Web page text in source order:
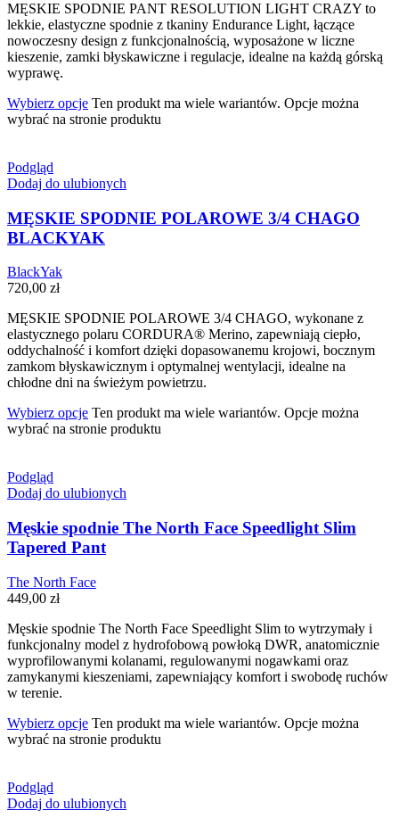
MĘSKIE SPODNIE PANT RESOLUTION LIGHT CRAZY to
lekkie, elastyczne spodnie z tkaniny Endurance Light, łączące
nowoczesny design z funkcjonalnością, wyposażone w liczne
kieszenie, zamki błyskawiczne i regulacje, idealne na każdą górską
wyprawę.
Wybierz opcje Ten produkt ma wiele wariantów. Opcje można
wybrać na stronie produktu
Podgląd
Dodaj do ulubionych
MĘSKIE SPODNIE POLAROWE 3/4 CHAGO
BLACKYAK
BlackYak
720,00 zł
MĘSKIE SPODNIE POLAROWE 3/4 CHAGO, wykonane z
elastycznego polaru CORDURA® Merino, zapewniają ciepło,
oddychalność i komfort dzięki dopasowanemu krojowi, bocznym
zamkom błyskawicznym i optymalnej wentylacji, idealne na
chłodne dni na świeżym powietrzu.
Wybierz opcje Ten produkt ma wiele wariantów. Opcje można
wybrać na stronie produktu
Podgląd
Dodaj do ulubionych
Męskie spodnie The North Face Speedlight Slim
Tapered Pant
The North Face
449,00 zł
Męskie spodnie The North Face Speedlight Slim to wytrzymały i
funkcjonalny model z hydrofobową powłoką DWR, anatomicznie
wyprofilowanymi kolanami, regulowanymi nogawkami oraz
zamykanymi kieszeniami, zapewniający komfort i swobodę ruchów
w terenie.
Wybierz opcje Ten produkt ma wiele wariantów. Opcje można
wybrać na stronie produktu
Podgląd
Dodaj do ulubionych